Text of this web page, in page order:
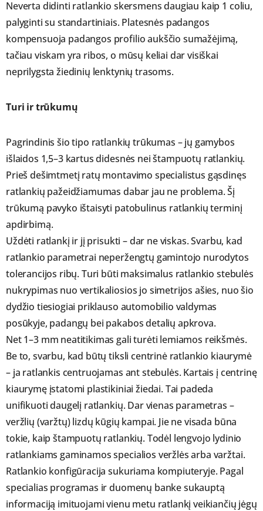
Neverta didinti ratlankio skersmens daugiau kaip 1 coliu,
palyginti su standartiniais. Platesnės padangos
kompensuoja padangos profilio aukščio sumažėjimą,
tačiau viskam yra ribos, o mūsų keliai dar visiškai
neprilygsta žiedinių lenktynių trasoms.
Turi ir trūkumų
Pagrindinis šio tipo ratlankių trūkumas – jų gamybos
išlaidos 1,5–3 kartus didesnės nei štampuotų ratlankių.
Prieš dešimtmetį ratų montavimo specialistus gąsdinęs
ratlankių pažeidžiamumas dabar jau ne problema. Šį
trūkumą pavyko ištaisyti patobulinus ratlankių terminį
apdirbimą.
Uždėti ratlankį ir jį prisukti – dar ne viskas. Svarbu, kad
ratlankio parametrai neperžengtų gamintojo nurodytos
tolerancijos ribų. Turi būti maksimalus ratlankio stebulės
nukrypimas nuo vertikaliosios jo simetrijos ašies, nuo šio
dydžio tiesiogiai priklauso automobilio valdymas
posūkyje, padangų bei pakabos detalių apkrova.
Net 1–3 mm neatitikimas gali turėti lemiamos reikšmės.
Be to, svarbu, kad būtų tiksli centrinė ratlankio kiaurymė
– ja ratlankis centruojamas ant stebulės. Kartais į centrinę
kiaurymę įstatomi plastikiniai žiedai. Tai padeda
unifikuoti daugelį ratlankių. Dar vienas parametras –
veržlių (varžtų) lizdų kūgių kampai. Jie ne visada būna
tokie, kaip štampuotų ratlankių. Todėl lengvojo lydinio
ratlankiams gaminamos specialios veržlės arba varžtai.
Ratlankio konfigūracija sukuriama kompiuteryje. Pagal
specialias programas ir duomenų banke sukauptą
informaciją imituojami vienu metu ratlankį veikiančių jėgų